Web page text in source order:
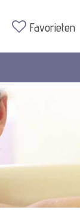
Favorieten